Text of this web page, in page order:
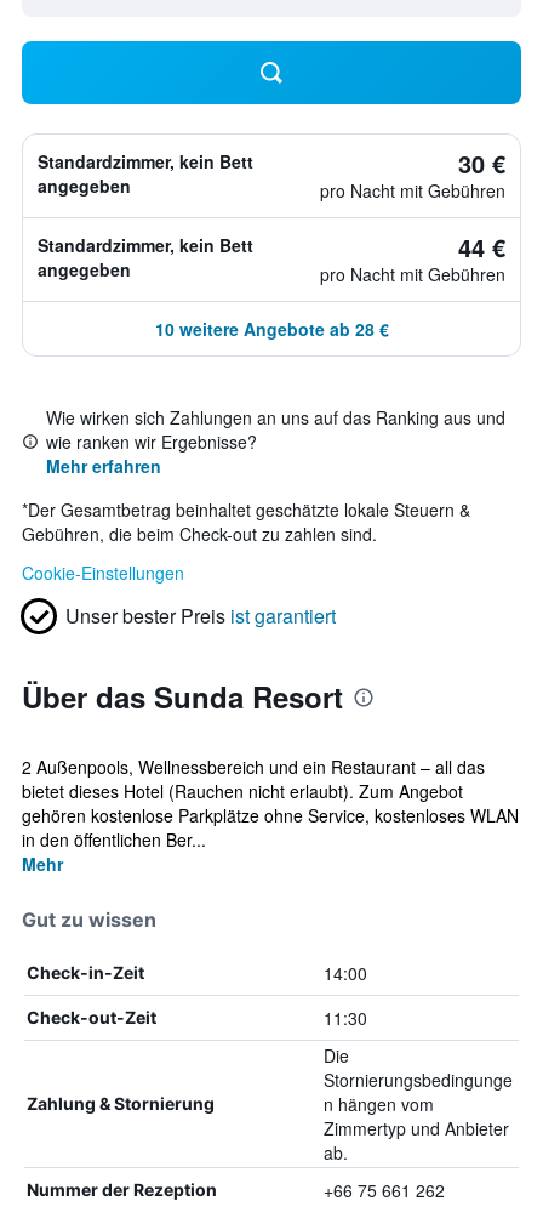
Standardzimmer, kein Bett
angegeben
30 €
pro Nacht mit Gebühren
Standardzimmer, kein Bett
angegeben
44 €
pro Nacht mit Gebühren
10 weitere Angebote ab 28 €
Wie wirken sich Zahlungen an uns auf das Ranking aus und
wie ranken wir Ergebnisse?
Mehr erfahren
*Der Gesamtbetrag beinhaltet geschätzte lokale Steuern &
Gebühren, die beim Check-out zu zahlen sind.
Cookie-Einstellungen
Unser bester Preis ist garantiert
Über das Sunda Resort
2 Außenpools, Wellnessbereich und ein Restaurant – all das
bietet dieses Hotel (Rauchen nicht erlaubt). Zum Angebot
gehören kostenlose Parkplätze ohne Service, kostenloses WLAN
in den öffentlichen Ber...
Mehr
Gut zu wissen
Check-in-Zeit 14:00
Check-out-Zeit 11:30
Zahlung & Stornierung
Die
Stornierungsbedingunge
n hängen vom
Zimmertyp und Anbieter
ab.
Nummer der Rezeption +66 75 661 262